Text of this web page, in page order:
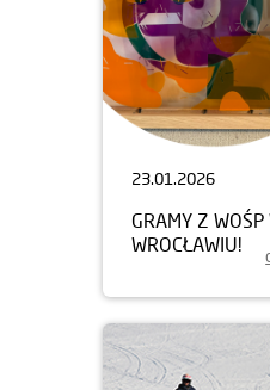
23.01.2026
GRAMY Z WOŚP
WROCŁAWIU!